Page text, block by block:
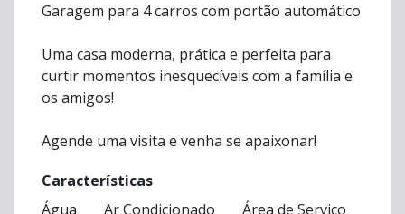
Garagem para 4 carros com portão automático
Uma casa moderna, prática e perfeita para
curtir momentos inesquecíveis com a família e
os amigos!
Agende uma visita e venha se apaixonar!
Características
Água
Ar Condicionado Área de Serviço